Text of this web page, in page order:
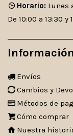
Horario: Lunes
De 10:00 a 13:30 y
Información
Envíos
Cambios y
Métodos de
Cómo comprar
Nuestra